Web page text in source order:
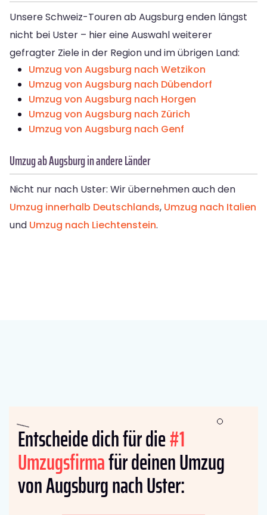
Unsere Schweiz-Touren ab Augsburg enden längst
nicht bei Uster – hier eine Auswahl weiterer
gefragter Ziele in der Region und im übrigen Land:
Umzug von Augsburg nach Wetzikon
Umzug von Augsburg nach Dübendorf
Umzug von Augsburg nach Horgen
Umzug von Augsburg nach Zürich
Umzug von Augsburg nach Genf
Umzug ab Augsburg in andere Länder
Nicht nur nach Uster: Wir übernehmen auch den
Umzug innerhalb Deutschlands, Umzug nach Italien
und Umzug nach Liechtenstein.
Entscheide dich für die#1
Umzugsfirmafür deinen Umzug
von Augsburg nach Uster: